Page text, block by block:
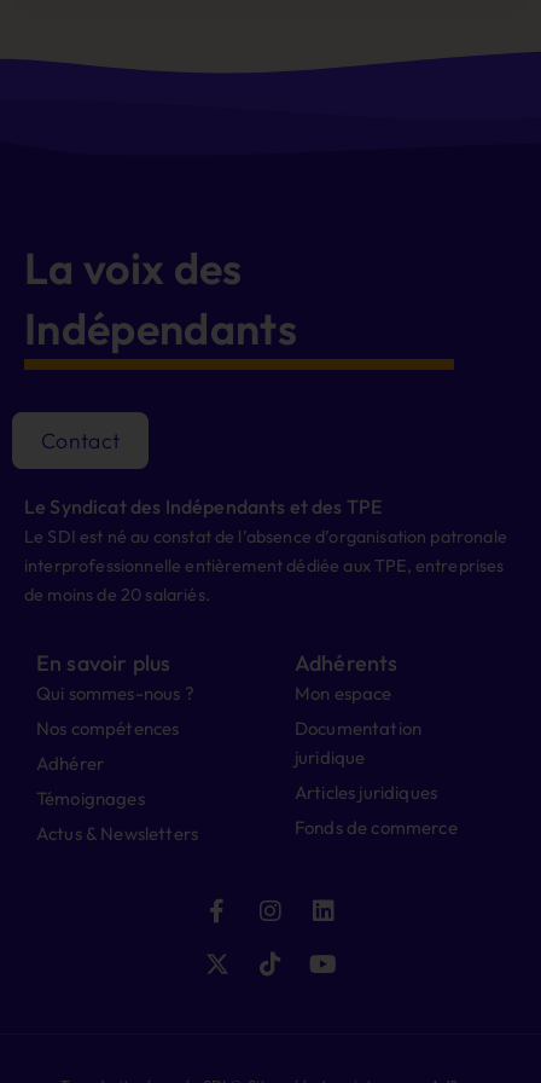
La voix des
Indépendants
Contact
Le Syndicat des Indépendants et des TPE
Le SDI est né au constat de l’absence d’organisation patronale
interprofessionnelle entièrement dédiée aux TPE, entreprises
de moins de 20 salariés.
En savoir plus
Qui sommes-nous ?
Nos compétences
Adhérer
Témoignages
Actus & Newsletters
Adhérents
Mon espace
Documentation
juridique
Articles juridiques
Fonds de commerce